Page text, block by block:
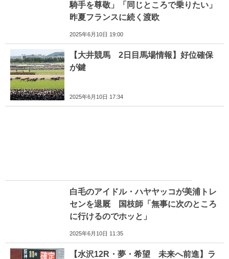
騎手を尊敬」「同じところで乗りたい」
昨夏フランスに続く渡欧
2025年6月10日 19:00
【大井競馬 2日目馬場情報】好位確保
が鍵
2025年6月10日 17:34
白毛のアイドル・ハヤヤッコが美浦トレ
センを退厩 国枝師「無事に次のところ
に行けるのでホッと」
2025年6月10日 11:35
【水沢12R・夢・希望 未来へ前進】ラ